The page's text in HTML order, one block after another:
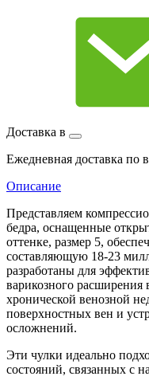
Доставка в
Ежедневная доставка по
Описание
Представляем
бедра, оснащенные
оттенке, размер 5,
составляющую 18-23
разработаны для
варикозного
хронической венозной
поверхностных вен и
осложнений.
Эти чулки идеально
состояний, связанных с